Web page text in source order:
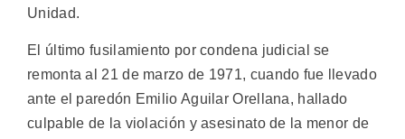
Unidad.
El último fusilamiento por condena judicial se
remonta al 21 de marzo de 1971, cuando fue llevado
ante el paredón Emilio Aguilar Orellana, hallado
culpable de la violación y asesinato de la menor de